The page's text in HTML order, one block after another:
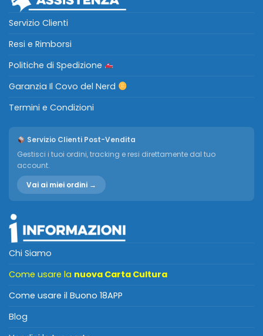
Servizio Clienti
Resi e Rimborsi
Politiche di Spedizione
Garanzia Il Covo del Nerd
Termini e Condizioni
Servizio Clienti Post-Vendita
Gestisci i tuoi ordini, tracking e resi direttamente dal tuo
account.
Vai ai miei ordini →
Chi Siamo
Come usare la nuova Carta Cultura
Come usare il Buono 18APP
Blog